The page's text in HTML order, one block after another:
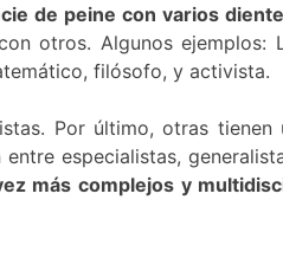
de peine con varios
otros. Algunos ejemplos:
filósofo, y activista.
Por último, otras
especialistas,
más complejos y